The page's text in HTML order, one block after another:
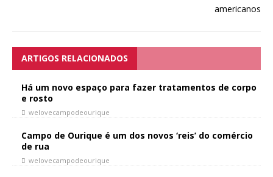
ARTIGOS RELACIONADOS
Há um novo espaço para fazer tratamentos de corpo
e rosto
welovecampodeourique
Campo de Ourique é um dos novos ‘reis’ do comércio
de rua
welovecampodeourique